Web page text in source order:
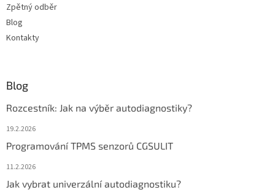
Zpětný odběr
Blog
Kontakty
Blog
Rozcestník: Jak na výběr autodiagnostiky?
19.2.2026
Programování TPMS senzorů CGSULIT
11.2.2026
Jak vybrat univerzální autodiagnostiku?